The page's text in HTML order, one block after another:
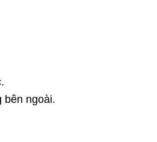
bên ngoài.